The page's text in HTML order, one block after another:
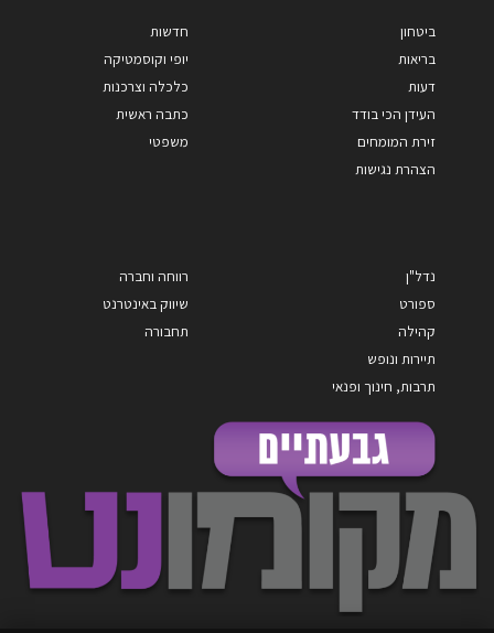
ביטחון
בריאות
דעות
העידן הכי בודד
זירת המומחים
הצהרת נגישות
חדשות
יופי וקוסמטיקה
כלכלה וצרכנות
כתבה ראשית
משפטי
נדל"ן
ספורט
קהילה
תיירות ונופש
תרבות, חינוך ופנאי
רווחה וחברה
שיווק באינטרנט
תחבורה